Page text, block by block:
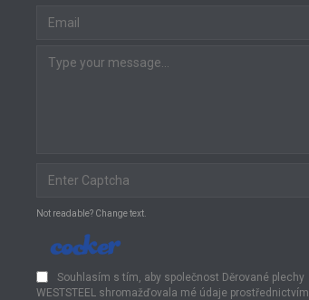
Not readable? Change text.
Souhlasím s tím, aby společnost Děrované plechy
WESTSTEEL shromažďovala mé údaje prostřednictvím